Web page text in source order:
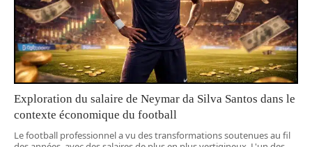
Exploration du salaire de Neymar da Silva Santos dans le
contexte économique du football
Le football professionnel a vu des transformations soutenues au fil